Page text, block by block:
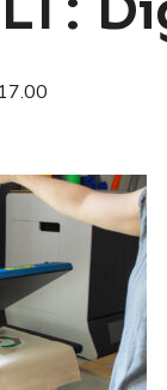
17.00